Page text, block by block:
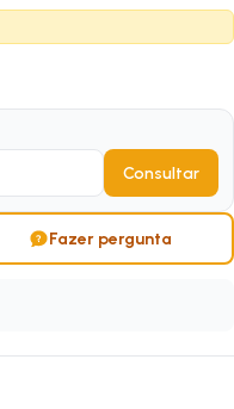
Consultar
Fazer pergunta